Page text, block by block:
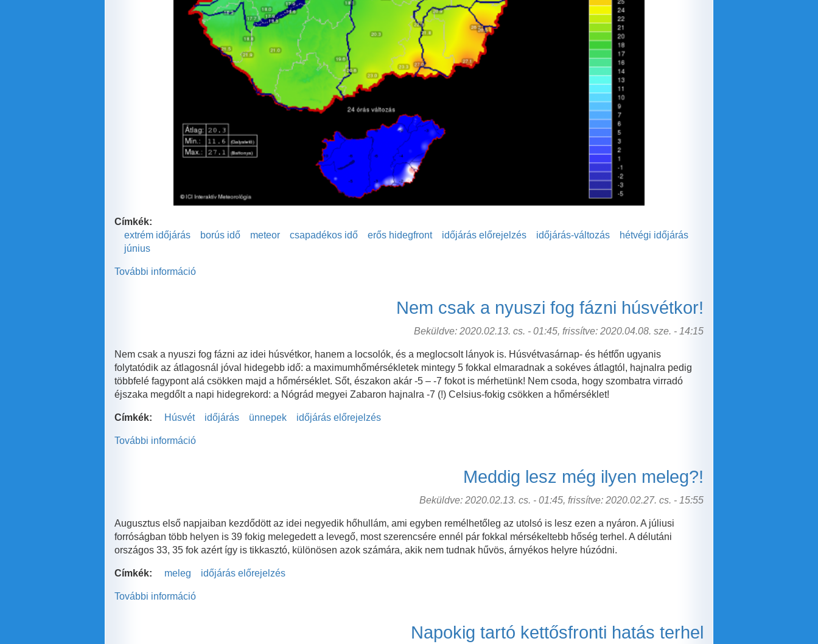
Címkék:
extrém időjárás
borús idő meteor csapadékos idő erős hidegfront időjárás előrejelzés időjárás-változás
hétvégi időjárás
június
További információ
Nem csak a nyuszi fog fázni húsvétkor!
Beküldve: 2020.02.13. cs. - 01:45, frissítve: 2020.04.08. sze. - 14:15
Nem csak a nyuszi fog fázni az idei húsvétkor, hanem a locsolók, és a meglocsolt lányok is. Húsvétvasárnap- és hétfőn ugyanis
folytatódik az átlagosnál jóval hidegebb idő: a maximumhőmérsékletek mintegy 5 fokkal elmaradnak a sokéves átlagtól, hajnalra pedig
többfelé fagypont alá csökken majd a hőmérséklet. Sőt, északon akár -5 – -7 fokot is mérhetünk! Nem csoda, hogy szombatra virradó
éjszaka megdőlt a napi hidegrekord: a Nógrád megyei Zabaron hajnalra -7 (!) Celsius-fokig csökken a hőmérséklet!
Címkék: Húsvét időjárás ünnepek időjárás előrejelzés
További információ
húsvétkor!
tartalommal
kapcsolatosan
Meddig lesz még ilyen meleg?!
Beküldve: 2020.02.13. cs. - 01:45, frissítve: 2020.02.27. cs. - 15:55
Augusztus első napjaiban kezdődött az idei negyedik hőhullám, ami egyben remélhetőleg az utolsó is lesz ezen a nyáron. A júliusi
forróságban több helyen is 39 fokig melegedett a levegő, most szerencsére ennél pár fokkal mérsékeltebb hőség terhel. A délutáni
országos 33, 35 fok azért így is tikkasztó, különösen azok számára, akik nem tudnak hűvös, árnyékos helyre húzódni.
Címkék: meleg időjárás előrejelzés
További információ
Napokig tartó kettősfronti hatás terhel